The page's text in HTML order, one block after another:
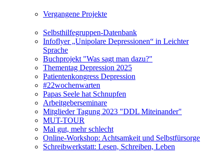
Vergangene Projekte
Selbsthilfegruppen-Datenbank
Infoflyer „Unipolare Depressionen“ in Leichter
Sprache
Buchprojekt "Was sagt man dazu?"
Thementag Depression 2025
Patientenkongress Depression
#22wochenwarten
Papas Seele hat Schnupfen
Arbeitgeberseminare
Mitglieder Tagung 2023 "DDL Miteinander"
MUT-TOUR
Mal gut, mehr schlecht
Online-Workshop: Achtsamkeit und Selbstfürsorge
Schreibwerkstatt: Lesen, Schreiben, Leben